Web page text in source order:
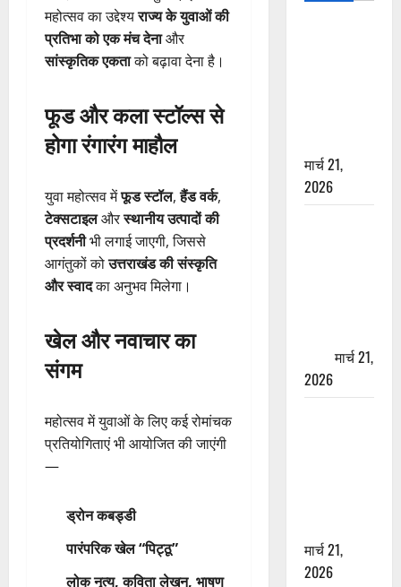
महोत्सव का उद्देश्यराज्य के युवाओं की
प्रतिभा को एक मंच देनाऔर
सांस्कृतिक एकताको बढ़ावा देना है।
फूड और कला स्टॉल्स से
होगा रंगारंग माहौल
युवा महोत्सव मेंफूड स्टॉल,हैंड वर्क,
टेक्सटाइलऔरस्थानीय उत्पादों की
प्रदर्शनीभी लगाई जाएगी, जिससे
आगंतुकों कोउत्तराखंड की संस्कृति
और स्वादका अनुभव मिलेगा।
खेल और नवाचार का
संगम
महोत्सव में युवाओं के लिए कई रोमांचक
प्रतियोगिताएं भी आयोजित की जाएंगी
—
ड्रोन कबड्डी
पारंपरिक खेल “पिट्ठू”
लोक नृत्य, कविता लेखन, भाषण
मार्च 21,
2026
मार्च 21,
2026
मार्च 21,
2026